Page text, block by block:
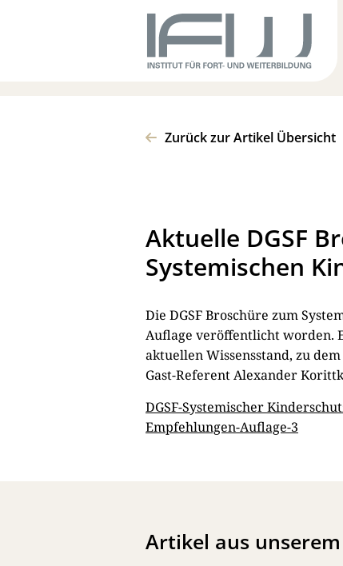
Zurück zur Artikel Übersicht
Aktuelle DGSF
Systemischen
Die DGSF Broschüre zum
Auflage veröffentlicht worden.
aktuellen Wissensstand, zu
Gast-Referent Alexander
DGSF-Systemischer
Empfehlungen-Auflage-3
Artikel aus